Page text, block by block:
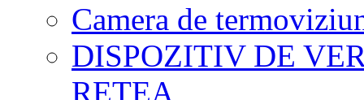
Camera de
DISPOZITIV DE
RETEA